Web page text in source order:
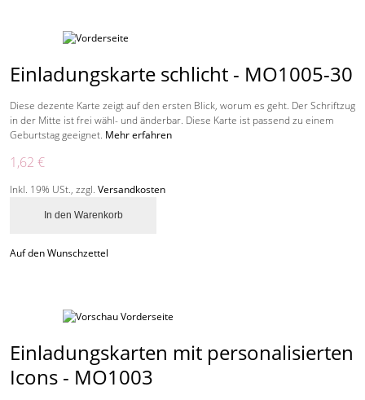
Einladungskarte schlicht - MO1005-30
Diese dezente Karte zeigt auf den ersten Blick, worum es geht. Der Schriftzug
in der Mitte ist frei wähl- und änderbar. Diese Karte ist passend zu einem
Geburtstag geeignet. Mehr erfahren
1,62 €
Inkl. 19% USt., zzgl. Versandkosten
In den Warenkorb
Auf den Wunschzettel
Einladungskarten mit personalisierten
Icons - MO1003